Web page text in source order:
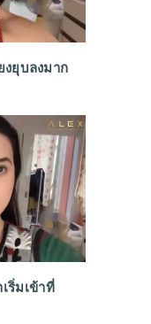
งยุบลงมาก
ริ่มเข้าที่